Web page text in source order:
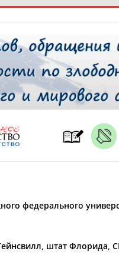
ТАБЛО АКТИВНОСТИ
Учёное
федерального
штат Флорида,